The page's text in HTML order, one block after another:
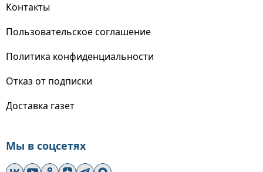
Контакты
Пользовательское соглашение
Политика конфиденциальности
Отказ от подписки
Доставка газет
Мы в соцсетях